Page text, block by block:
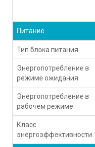
Питание
Тип блока питания
Энергопотребление в
режиме ожидания
Энергопотребление в
рабочем режиме
Класс
энергоэффективности